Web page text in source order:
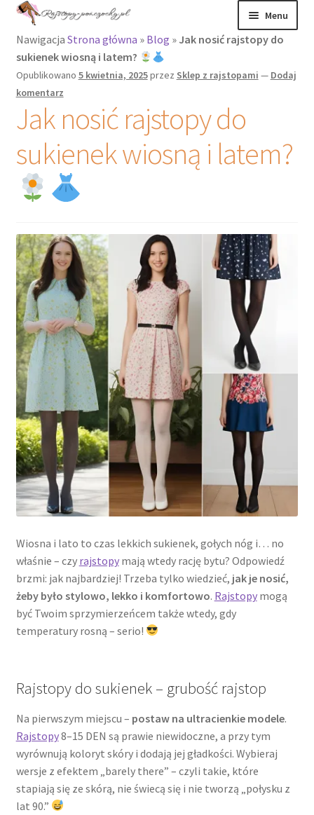
Przejdź
nawigacji
Przejdź
treści
Menu
Rajstopy
Rozwiń
menu
potomne
Rajstopy Orirose
Pończochy i
zakolanówki
Podkolanówki i
skarpetki
Wszystkie
produkty
Recenzje
Rozwiń
menu
potomne
Nawigacja Strona główna » Blog » Jak nosić rajstopy do
sukienek wiosną i latem?
Opublikowano 5 kwietnia, 2025przez Sklep z rajstopami — Dodaj
komentarz
Jak nosić rajstopy do
sukienek wiosną i latem?
Wiosna i lato to czas lekkich sukienek, gołych nóg i… no
właśnie – czy rajstopymają wtedy rację bytu? Odpowiedź
brzmi: jak najbardziej! Trzeba tylko wiedzieć, jak je nosić,
żeby było stylowo, lekko i komfortowo. Rajstopymogą
być Twoim sprzymierzeńcem także wtedy, gdy
temperatury rosną – serio!
Rajstopy do sukienek – grubość rajstop
Na pierwszym miejscu – postaw na ultracienkie modele.
Rajstopy8–15 DEN są prawie niewidoczne, a przy tym
wyrównują koloryt skóry i dodają jej gładkości. Wybieraj
wersje z efektem „barely there” – czyli takie, które
stapiają się ze skórą, nie świecą się i nie tworzą „połysku z
lat 90.”